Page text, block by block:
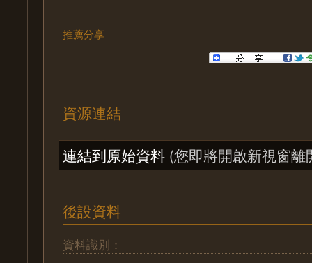
推薦分享
資源連結
連結到原始資料 (您即將開啟新視窗離
後設資料
資料識別：